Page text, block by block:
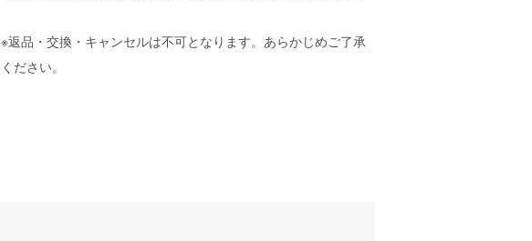
※返品・交換・キャンセルは不可となります。あらかじめご了承
ください。